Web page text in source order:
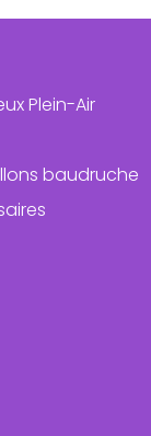
Plein-Air
baudruche